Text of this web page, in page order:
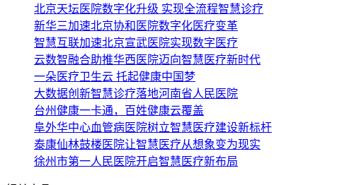
北京天坛医院数字化升级 实现全流程智慧诊疗
新华三加速北京协和医院数字化医疗变革
智慧互联加速北京宣武医院实现数字医疗
云数智融合助推华西医院迈向智慧医疗新时代
一朵医疗卫生云 托起健康中国梦
大数据创新智慧诊疗落地河南省人民医院
台州健康一卡通，百姓健康云覆盖
阜外华中心血管病医院树立智慧医疗建设新标杆
泰康仙林鼓楼医院让智慧医疗从想象变为现实
徐州市第一人民医院开启智慧医疗新布局